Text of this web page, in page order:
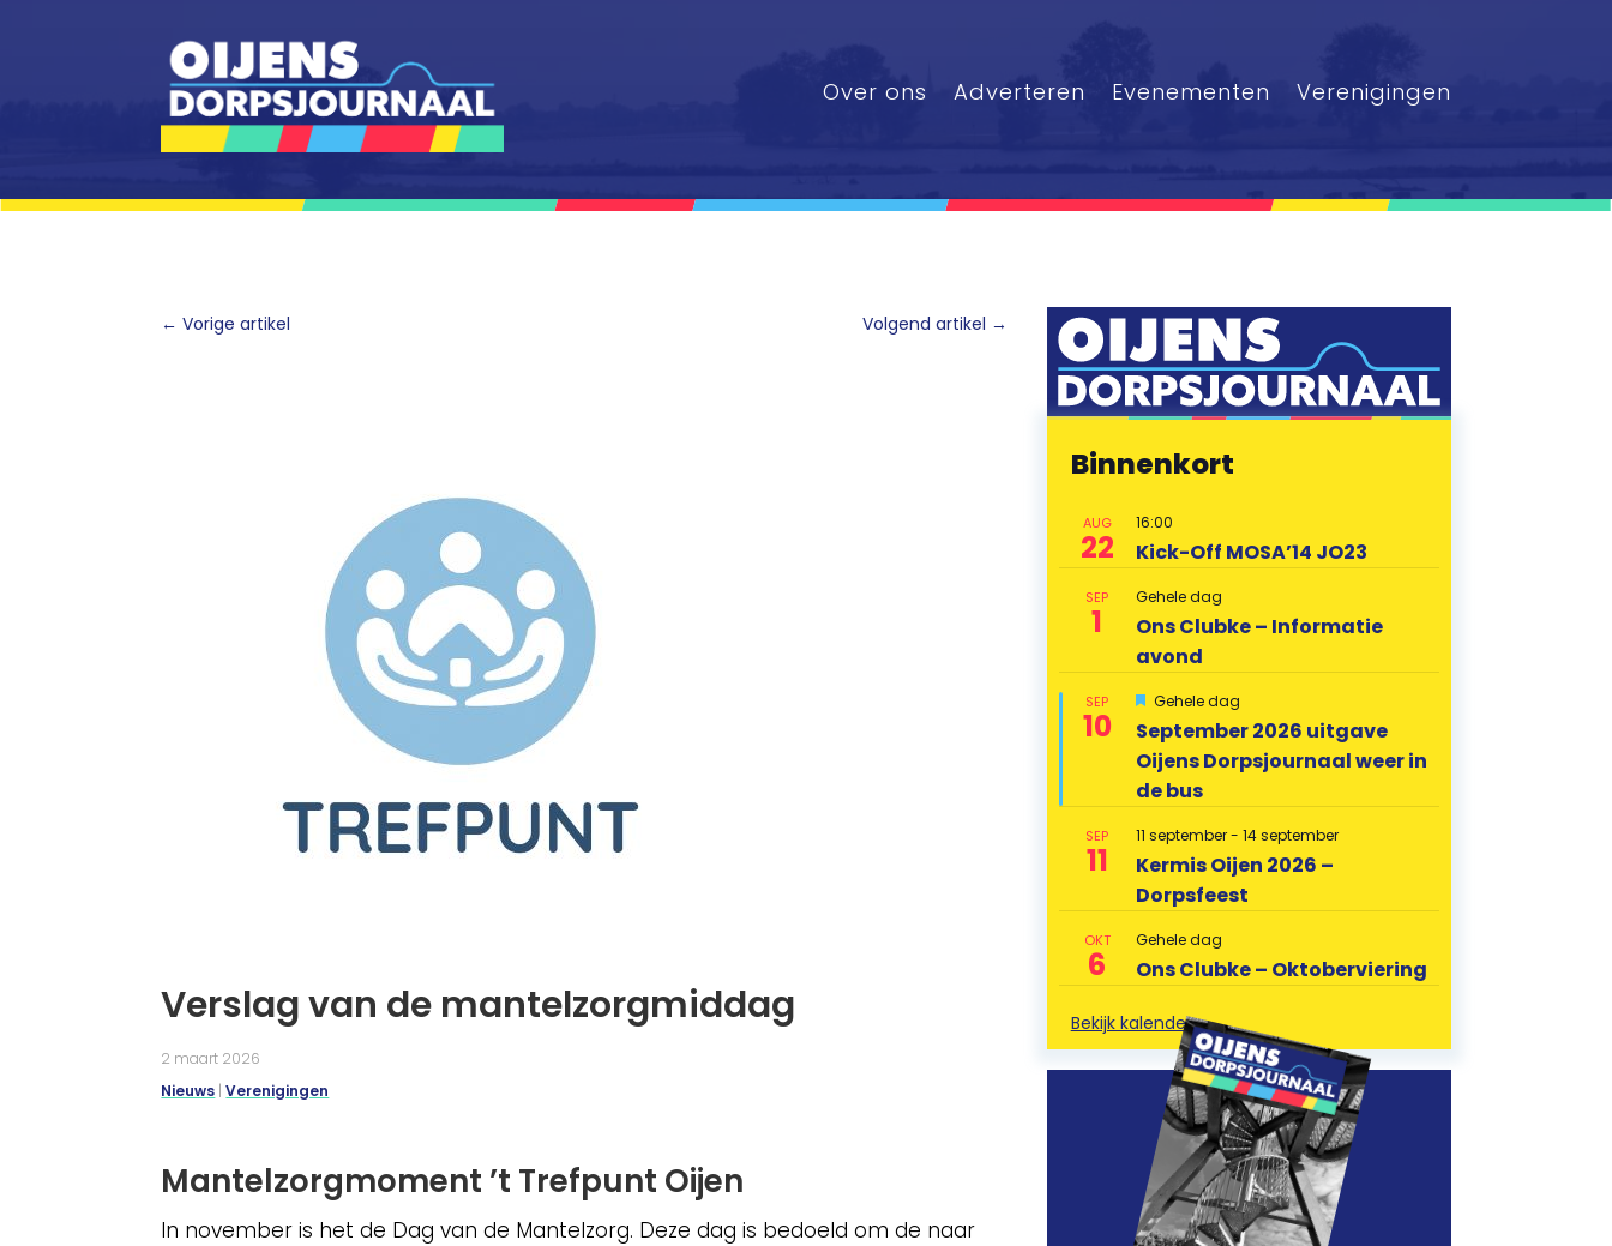
Over ons Adverteren Evenementen Verenigingen
←Vorige artikel Volgend artikel →
Verslag van de mantelzorgmiddag
2 maart 2026
Nieuws |Verenigingen
Mantelzorgmoment ’t Trefpunt Oijen
In november is het de Dag van de Mantelzorg. Deze dag is bedoeld om de naar
Binnenkort
AUG
22
16:00
Kick-Off MOSA’14 JO23
SEP
1
Gehele dag
Ons Clubke – Informatie
avond
SEP
10
U
t
g
e
l
c
t
Gehele dag
September 2026 uitgave
Oijens Dorpsjournaal weer in
de bus
SEP
11
11 september- 14 september
Kermis Oijen 2026 –
Dorpsfeest
OKT
6
Gehele dag
Ons Clubke – Oktoberviering
Bekijk kalender